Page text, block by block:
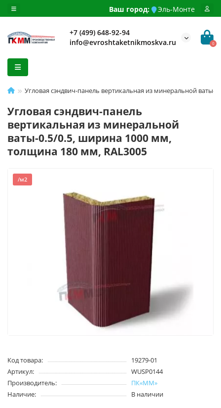
Ваш город: Эль-Монте
+7 (499) 648-92-94
info@evroshtaketnikmoskva.ru
0
Угловая сэндвич-панель вертикальная из минеральной
Угловая сэндвич-панель
вертикальная из минеральной
ваты-0.5/0.5, ширина 1000 мм,
толщина 180 мм, RAL3005
/м2
Код товара:
19279-01
Артикул:
WUSP0144
Производитель:
ПК«ММ»
Наличие:
В наличии